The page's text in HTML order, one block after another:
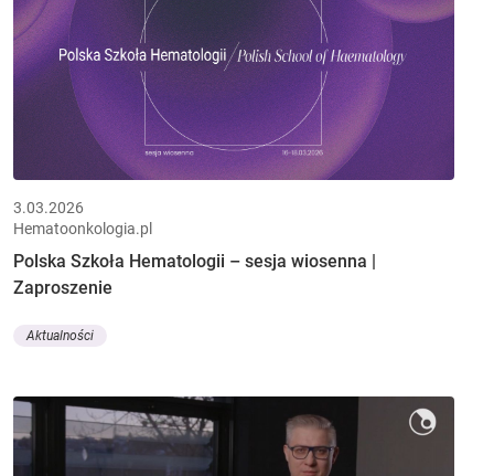
3.03.2026
Hematoonkologia.pl
Polska Szkoła Hematologii – sesja wiosenna |
Zaproszenie
Aktualności